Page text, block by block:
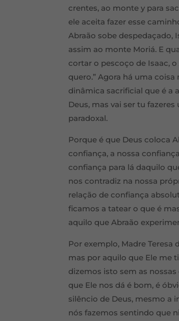
crentes, ao monte y para
ele aceita fazer esse
Abraão sobe despedaçado,
assim ao monte Moriá. E
cortar o pescoço de Isaac,
quero.” Agora há uma
dinâmica sacrificial que é a
Deus, mas vai ser tu
paradoxal.
Porque é que Deus coloca
confiança, a nossa
confiança para lá daquilo
nos contradiz na nossa
relação de confiança
ficamos a tatear o que é
aquilo que Abraão
Por exemplo, Madre Teresa
mas por aquilo que Ele me
dizemos isto sem as
que Ele nos dá é bom, é
silêncio de Deus, mesmo a
nós fazemos sentindo que